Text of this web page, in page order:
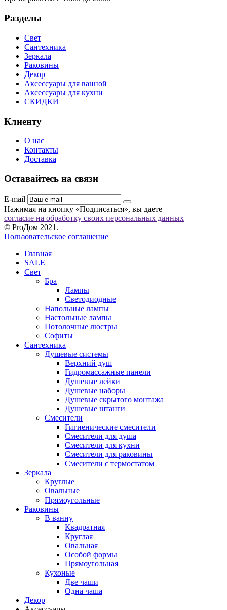
Разделы
Свет
Сантехника
Зеркала
Раковины
Декор
Аксессуары для ванной
Аксессуары для кухни
СКИДКИ
Клиенту
О нас
Контакты
Доставка
Оставайтесь на связи
E-mail
Нажимая на кнопку «Подписаться», вы даете
согласие на обработку своих персональных данных
© ProДом 2021.
Пользовательское соглашение
Главная
SALE
Свет
Бра
Лампы
Светодиодные
Напольные лампы
Настольные лампы
Потолочные люстры
Софиты
Сантехника
Душевые системы
Верхний душ
Гидромассажные панели
Душевые лейки
Душевые наборы
Душевые скрытого монтажа
Душевые штанги
Смесители
Гигиенические смесители
Смесители для душа
Смесители для кухни
Смесители для раковины
Смесители с термостатом
Зеркала
Круглые
Овальные
Прямоугольные
Раковины
В ванну
Квадратная
Круглая
Овальная
Особой формы
Прямоугольная
Кухоные
Две чаши
Одна чаша
Декор